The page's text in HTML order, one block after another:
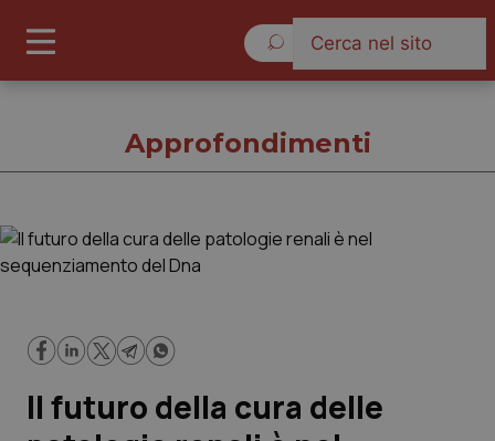
Governo e Parlamento
Regioni e Asl
Approfondimenti
Il futuro della cura delle